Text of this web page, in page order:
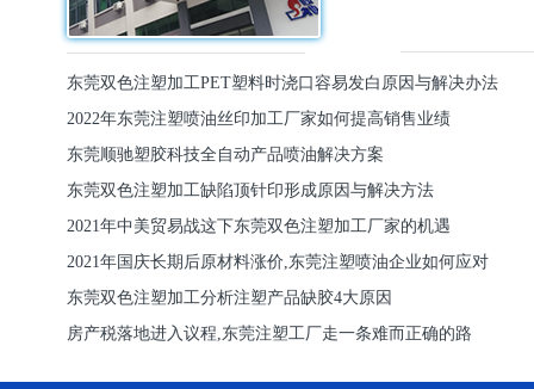
东莞双色注塑加工PET塑料时浇口容易发白原因与解决办法
2022年东莞注塑喷油丝印加工厂家如何提高销售业绩
东莞顺驰塑胶科技全自动产品喷油解决方案
东莞双色注塑加工缺陷顶针印形成原因与解决方法
2021年中美贸易战这下东莞双色注塑加工厂家的机遇
2021年国庆长期后原材料涨价,东莞注塑喷油企业如何应对
东莞双色注塑加工分析注塑产品缺胶4大原因
房产税落地进入议程,东莞注塑工厂走一条难而正确的路